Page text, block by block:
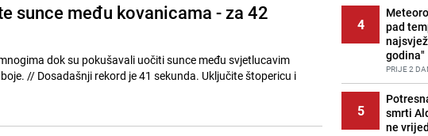
sunce među kovanicama - za 42
dok su pokušavali uočiti sunce među svjetlucavim
i
4
pad
godina"
PRIJE 2
5
smrti
ne